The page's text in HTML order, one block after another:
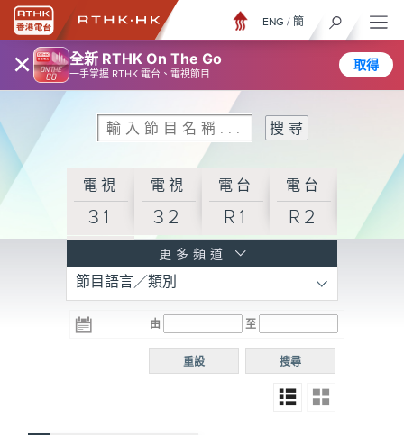
× 全新 RTHK On The Go
一手掌握 RTHK 電台、電視節目
取得
ENG / 簡
電視
31
電視
32
電台
R1
電台
R2
R3
電台 電台
R5
電台
普通
更多頻道
節目語言／類別
由 至
搜尋
重設